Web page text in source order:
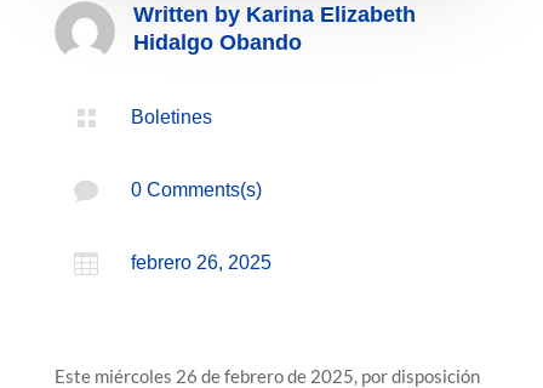
Written by Karina Elizabeth
Hidalgo Obando
 Boletines
 0 Comments(s)
 febrero 26, 2025
Este miércoles 26 de febrero de 2025, por disposición